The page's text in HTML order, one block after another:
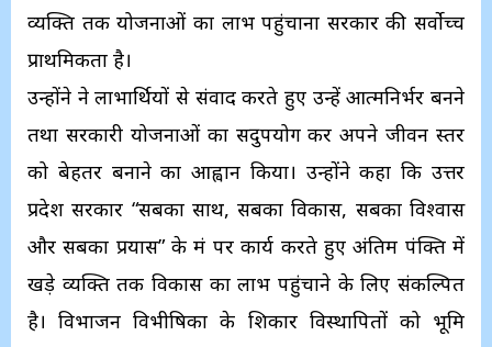
व्यक्ति तक योजनाओं का लाभ पहुंचाना सरकार की सर्वोच्च
प्राथमिकता है।
उन्होंने ने लाभार्थियों से संवाद करते हुए उन्हें आत्मनिर्भर बनने
तथा सरकारी योजनाओं का सदुपयोग कर अपने जीवन स्तर
को बेहतर बनाने का आह्वान किया। उन्होंने कहा कि उत्तर
प्रदेश सरकार “सबका साथ, सबका विकास, सबका विश्वास
और सबका प्रयास” के मंत्र पर कार्य करते हुए अंतिम पंक्ति में
खड़े व्यक्ति तक विकास का लाभ पहुंचाने के लिए संकल्पित
है। विभाजन विभीषिका के शिकार विस्थापितों को भूमि